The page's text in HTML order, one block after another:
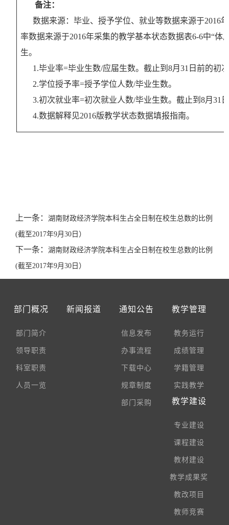
备注：
数据来源：毕业、授予学位、就业等数据来源于2016
率数据来源于2016年采集的教学基本状态数据表6-6中“体
生
1.毕业率=毕业生数/应届生数。截止到8月31日前的初
2.学位授予率=授予学位人数/毕业生数。
3.初次就业率=初次就业人数/毕业生数。截止到8月31
4.数据解释见2016版教学状态数据填报指南。
上一条： 湖南财政经济学院本科生占全日制在校生总数的比例
(截至2017年9月30日）
下一条： 湖南财政经济学院本科生占全日制在校生总数的比例
(截至2017年9月30日）
部门概况
部门简介
领导职责
科室职责
人员一览
新闻报道 通知公告
信息发布
办事流程
下载中心
规章制度
部门采购
教学管理
教务运行
成绩管理
学籍管理
实践教学
教学建设
专业建设
课程建设
教材建设
教学成果奖
教改项目
教师竞赛